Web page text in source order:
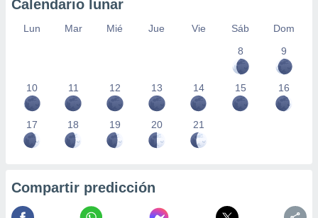
Calendario lunar
Lun Mar Mié Jue Vie Sáb
Dom
8
9
10 11 12 13 14 15 16
17 18 19 20 21
Compartir predicción